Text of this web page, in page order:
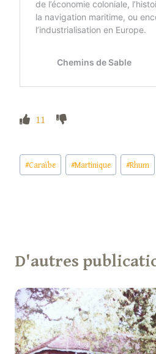
11
Étiquettes
de
#Caraïbe #Martinique #Rhum
D'autres